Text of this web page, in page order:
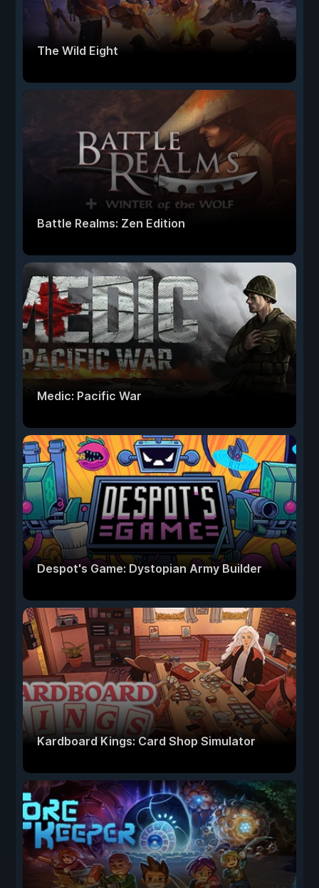
The Wild Eight
Battle Realms: Zen Edition
Medic: Pacific War
Despot's Game: Dystopian Army Builder
Kardboard Kings: Card Shop Simulator